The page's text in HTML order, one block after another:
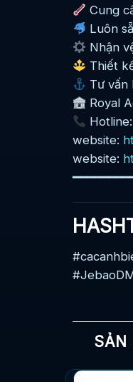
Cung
Luôn
Nhận
Thiết
Tư vấn
Royal
website:
website:
SẢN